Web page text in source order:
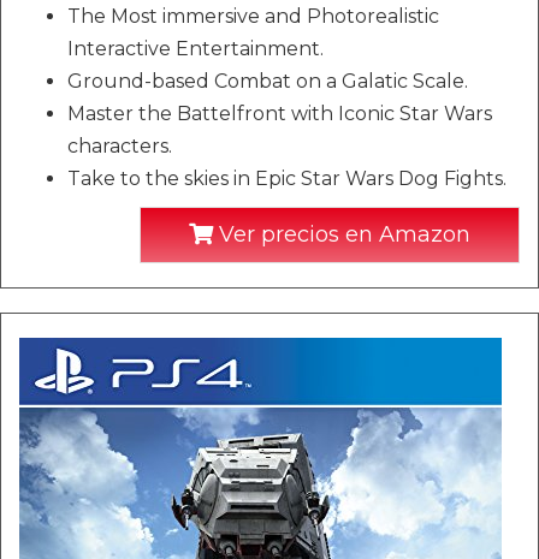
The Most immersive and Photorealistic
Interactive Entertainment.
Ground-based Combat on a Galatic Scale.
Master the Battelfront with Iconic Star Wars
characters.
Take to the skies in Epic Star Wars Dog Fights.
Ver precios en Amazon